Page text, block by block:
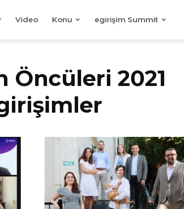
Video Konu egirişim Summit
Öncüleri 2021